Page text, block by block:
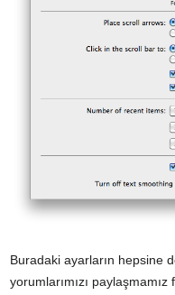
Buradaki ayarların hepsine
yorumlarımızı paylaşmamız